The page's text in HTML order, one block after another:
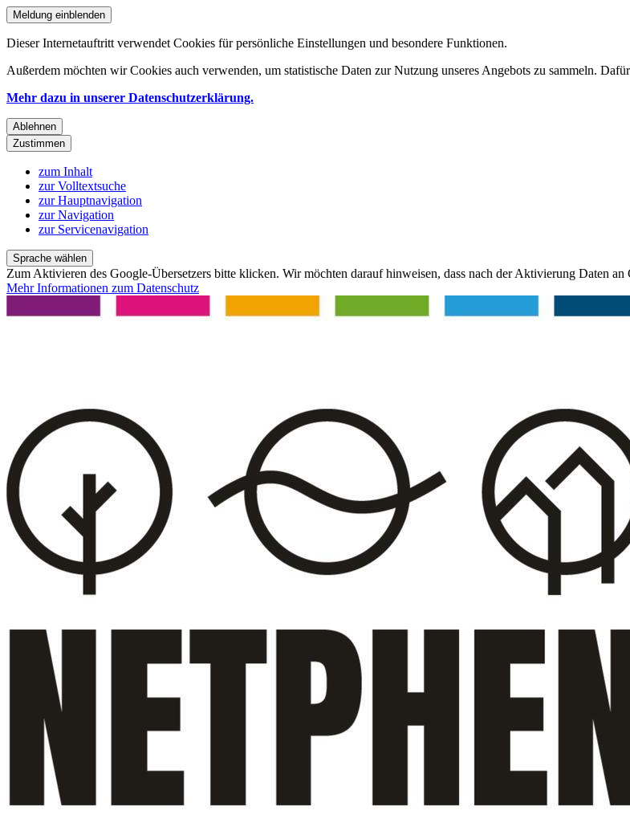
Meldung einblenden
Dieser Internetauftritt verwendet Cookies für persönliche Einstellungen und besondere Funktionen.
Außerdem möchten wir Cookies auch verwenden, um statistische Daten zur Nutzung unseres Angebots zu sammeln.
Mehr dazu in unserer Datenschutzerklärung.
Ablehnen
Zustimmen
zum Inhalt
zur Volltextsuche
zur Hauptnavigation
zur Navigation
zur Servicenavigation
Sprache wählen
Zum Aktivieren des Google-Übersetzers bitte klicken. Wir möchten darauf hinweisen, dass nach der Aktivierung Daten an
Mehr Informationen zum Datenschutz